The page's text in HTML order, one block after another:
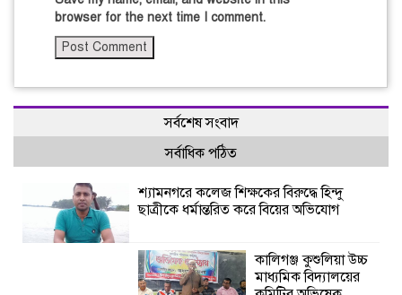
browser for the next time I comment.
সর্বশেষ সংবাদ
সর্বাধিক পঠিত
শ্যামনগরে কলেজ শিক্ষকের বিরুদ্ধে হিন্দু
ছাত্রীকে ধর্মান্তরিত করে বিয়ের অভিযোগ
কালিগঞ্জ কুশুলিয়া উচ্চ
মাধ্যমিক বিদ্যালয়ের